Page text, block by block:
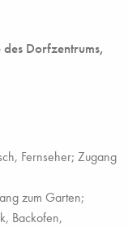
Dorfzentrums,
Fernseher; Zugang
zum Garten;
Backofen,